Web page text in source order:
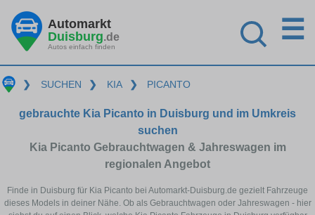
Automarkt
Duisburg.de
Autos einfach finden
☰
❯ SUCHEN ❯ KIA ❯ PICANTO
gebrauchte Kia Picanto in Duisburg und im Umkreis
suchen
Kia Picanto Gebrauchtwagen & Jahreswagen im
regionalen Angebot
Finde in Duisburg für Kia Picanto bei Automarkt-Duisburg.de gezielt Fahrzeuge
dieses Models in deiner Nähe. Ob als Gebrauchtwagen oder Jahreswagen - hier